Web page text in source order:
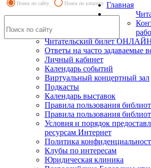
Поиск по сайту Поиск по каталогу Главная
Читательский билет
Ответы на часто задаваемые
Личный кабинет
Календарь событий
Виртуальный концертный зал
Подкасты
Календарь выставок
Правила пользования
Правила пользования
Условия и порядок
ресурсам Интернет
Политика
Клубы по интересам
Юридическая клиника